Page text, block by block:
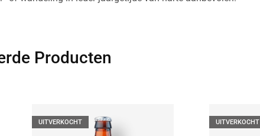
Producten
UITVERKOCHT UITVERKOCHT